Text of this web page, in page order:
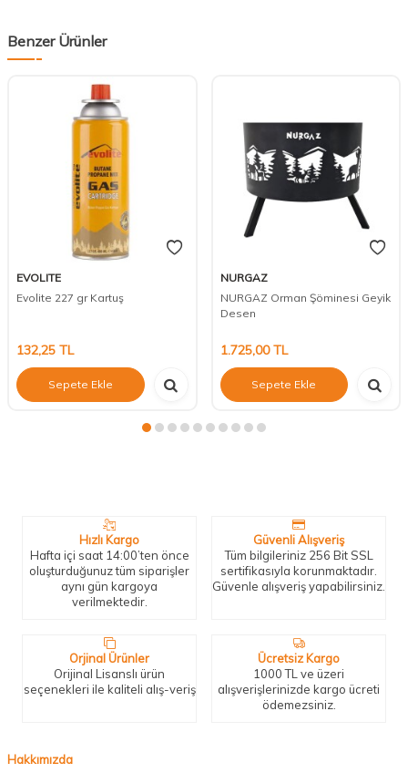
Benzer Ürünler
EVOLITE
Evolite 227 gr Kartuş
132,25 TL
Sepete Ekle
NURGAZ
NURGAZ Orman Şöminesi Geyik
Desen
1.725,00TL
Sepete Ekle
Hızlı Kargo
Hafta içi saat 14:00’ten önce
oluşturduğunuz tüm siparişler
aynı gün kargoya
verilmektedir.
Güvenli Alışveriş
Tüm bilgileriniz 256 Bit SSL
sertifikasıyla korunmaktadır.
Güvenle alışveriş yapabilirsiniz.
Orjinal Ürünler
Orijinal Lisanslı ürün
seçenekleri ile kaliteli alış-veriş
Ücretsiz Kargo
1000 TL ve üzeri
alışverişlerinizde kargo ücreti
ödemezsiniz.
Hakkımızda